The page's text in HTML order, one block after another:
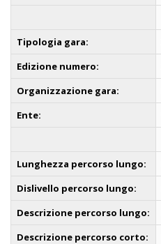
Tipologia gara:
Edizione numero:
Organizzazione gara:
Ente:
Lunghezza percorso lungo:
Dislivello percorso lungo:
Descrizione percorso lungo:
Descrizione percorso corto: